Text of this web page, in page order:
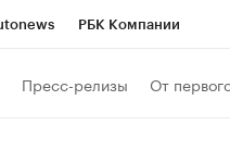
РБК Компании
Пресс-релизы От